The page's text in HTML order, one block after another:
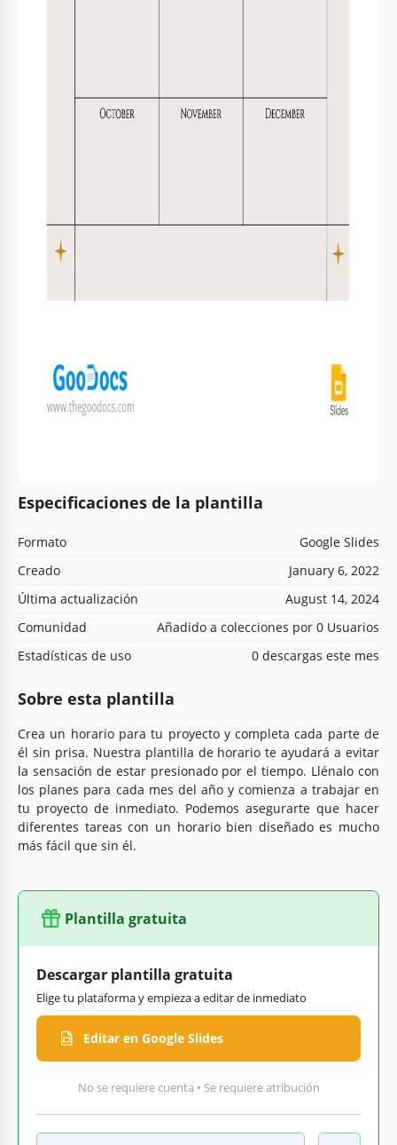
Especificaciones de la plantilla
Formato
Google Slides
Creado
January 6, 2022
Última actualización
August 14, 2024
Comunidad
Añadido a colecciones por 0 Usuarios
Estadísticas de uso
0 descargas este mes
Sobre esta plantilla
Crea un horario para tu proyecto y completa cada parte de
él sin prisa. Nuestra plantilla de horario te ayudará a evitar
la sensación de estar presionado por el tiempo. Llénalo con
los planes para cada mes del año y comienza a trabajar en
tu proyecto de inmediato. Podemos asegurarte que hacer
diferentes tareas con un horario bien diseñado es mucho
más fácil que sin él.
Plantilla gratuita
Descargar plantilla gratuita
Elige tu plataforma y empieza a editar de inmediato
Editar en Google Slides
No se requiere cuenta • Se requiere atribución